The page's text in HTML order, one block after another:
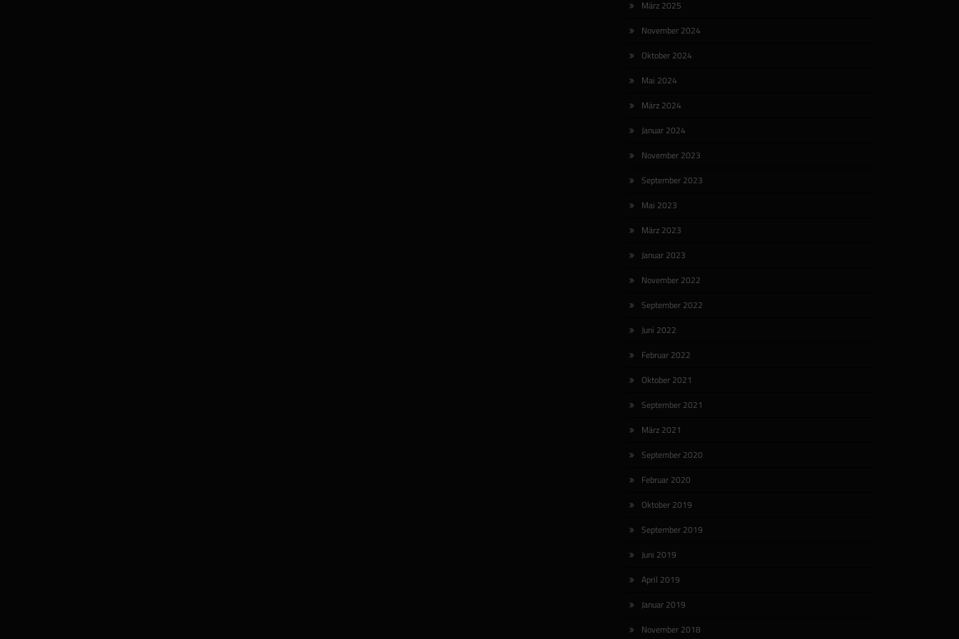
März 2025
November 2024
Oktober 2024
Mai 2024
März 2024
Januar 2024
November 2023
September 2023
Mai 2023
März 2023
Januar 2023
November 2022
September 2022
Juni 2022
Februar 2022
Oktober 2021
September 2021
März 2021
September 2020
Februar 2020
Oktober 2019
September 2019
Juni 2019
April 2019
Januar 2019
November 2018